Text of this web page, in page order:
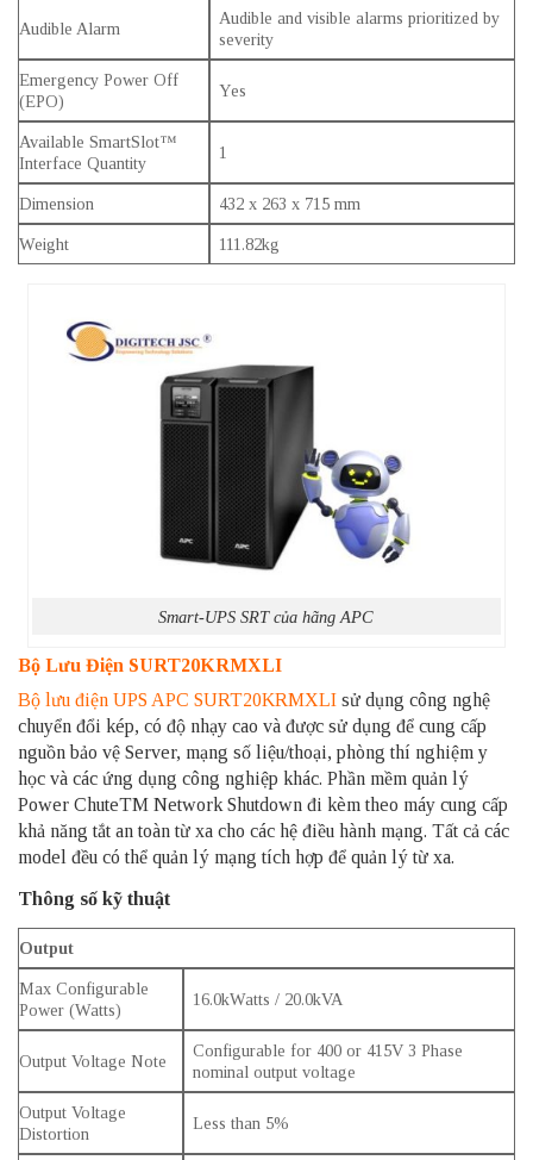
Audible Alarm
Audible and visible alarms prioritized by
severity
Emergency Power Off
(EPO)
Yes
Available SmartSlot™
Interface Quantity
1
Dimension 432 x 263 x 715 mm
Weight 111.82kg
Smart-UPS SRT của hãng APC
Bộ Lưu Điện SURT20KRMXLI
Bộ lưu điện UPS APC SURT20KRMXLI sử dụng công nghệ
chuyển đổi kép, có độ nhạy cao và được sử dụng để cung cấp
nguồn bảo vệ Server, mạng số liệu/thoại, phòng thí nghiệm y
học và các ứng dụng công nghiệp khác. Phần mềm quản lý
Power ChuteTM Network Shutdown đi kèm theo máy cung cấp
khả năng tắt an toàn từ xa cho các hệ điều hành mạng. Tất cả các
model đều có thể quản lý mạng tích hợp để quản lý từ xa.
Thông số kỹ thuật
Output
Max Configurable
Power (Watts)
16.0kWatts / 20.0kVA
Output Voltage Note
Configurable for 400 or 415V 3 Phase
nominal output voltage
Output Voltage
Distortion
Less than 5%